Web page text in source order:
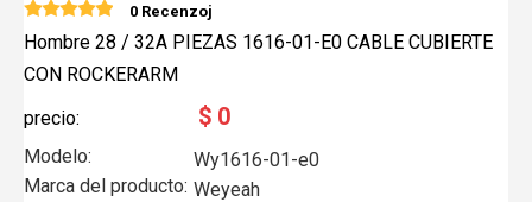
0 Recenzoj
Hombre 28 / 32A PIEZAS 1616-01-E0 CABLE CUBIERTE
CON ROCKERARM
precio:
$ 0
Modelo:
Wy1616-01-e0
Marca del producto: Weyeah